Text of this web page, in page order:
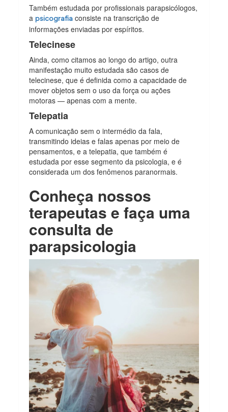
Também estudada por profissionais parapsicólogos,
apsicografia consiste na transcrição de
informações enviadas por espíritos.
Telecinese
Ainda, como citamos ao longo do artigo, outra
manifestação muito estudada são casos de
telecinese, que é definida como a capacidade de
mover objetos sem o uso da força ou ações
motoras — apenas com a mente.
Telepatia
A comunicação sem o intermédio da fala,
transmitindo ideias e falas apenas por meio de
pensamentos, e a telepatia, que também é
estudada por esse segmento da psicologia, e é
considerada um dos fenômenos paranormais.
Conheça nossos
terapeutas e faça uma
consulta de
parapsicologia